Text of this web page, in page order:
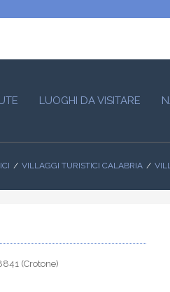
LUOGHI DA VISITARE
VILLAGGI TURISTICI CALABRIA
(Crotone)